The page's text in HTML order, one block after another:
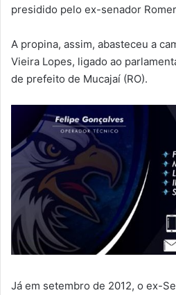
presidido pelo ex-senador
A propina, assim, abasteceu a
Vieira Lopes, ligado ao
de prefeito de Mucajaí (RO).
Já em setembro de 2012, o ex-